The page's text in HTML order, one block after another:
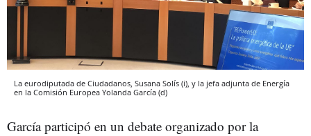
La eurodiputada de Ciudadanos, Susana Solís (i), y la jefa adjunta de Energía
en la Comisión Europea Yolanda García (d)
García participó en un debate organizado por la